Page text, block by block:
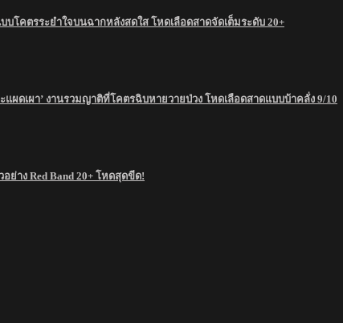
บโคตรระยำใจบนฉากหลังสดใส โหดเลือดสาดจัดเต็มระดับ 20+
แผดเผา’ งานรวมญาติที่โคตรฉิบหายวายป่วง โหดเลือดสาดแบบบ้าคลั่ง 9/10
ย่าง Red Band 20+ โหดสุดขีด!